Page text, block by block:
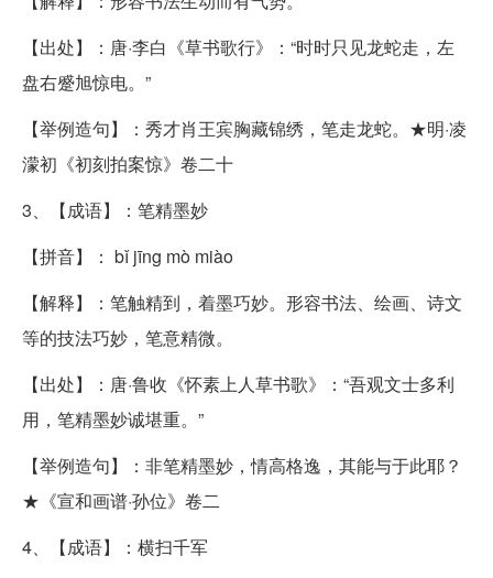
【出处】：唐·李白《草书歌行》：“时时只见龙蛇走，左
盘右蹙旭惊电。”
【举例造句】：秀才肖王宾胸藏锦绣，笔走龙蛇。★明·凌
濛初《初刻拍案惊》卷二十
3、【成语】：笔精墨妙
【拼音】： bǐ jīng mò miào
【解释】：笔触精到，着墨巧妙。形容书法、绘画、诗文
等的技法巧妙，笔意精微。
【出处】：唐·鲁收《怀素上人草书歌》：“吾观文士多利
用，笔精墨妙诚堪重。”
【举例造句】：非笔精墨妙，情高格逸，其能与于此耶？
★《宣和画谱·孙位》卷二
4、【成语】：横扫千军